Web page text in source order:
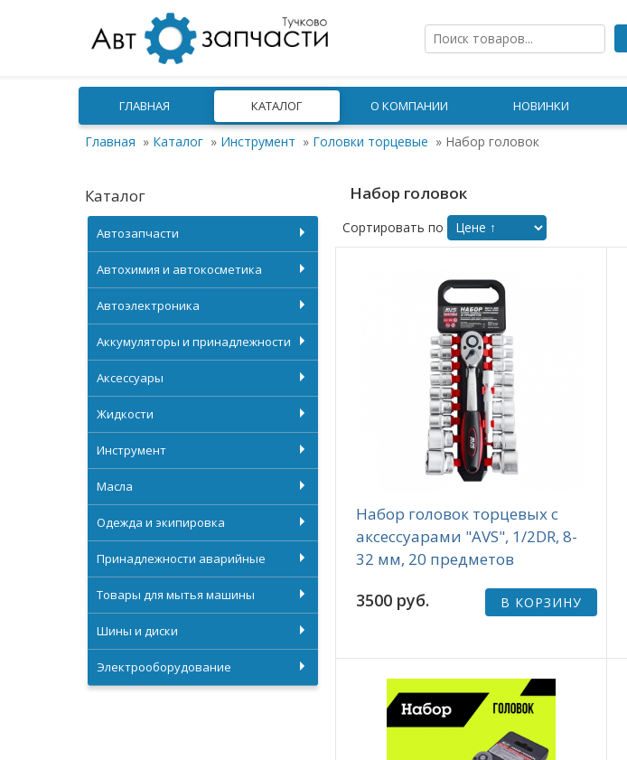
ГЛАВНАЯ КАТАЛОГ О КОМПАНИИ НОВИНКИ
Главная » Каталог » Инструмент » Головки торцевые » Набор головок
Каталог
Автозапчасти
Автохимия и автокосметика
Автоэлектроника
Аккумуляторы и принадлежности
Аксессуары
Жидкости
Инструмент
Масла
Одежда и экипировка
Принадлежности аварийные
Товары для мытья машины
Шины и диски
Электрооборудование
Набор головок
Сортировать по
Набор головок торцевых с
аксессуарами "AVS", 1/2DR, 8-
32 мм, 20 предметов
3500 руб. В КОРЗИНУ